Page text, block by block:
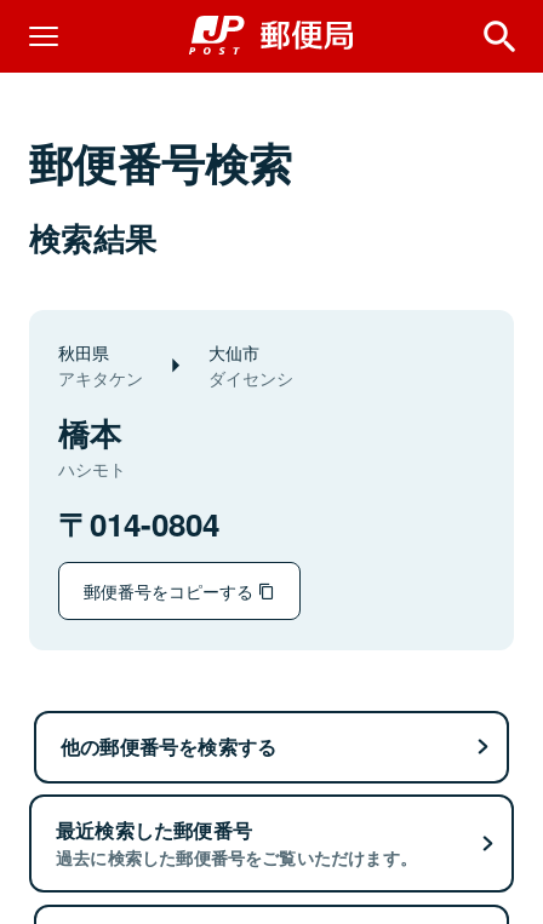
郵便番号検索
検索結果
秋田県
アキタケン
大仙市
ダイセンシ
橋本
ハシモト
014-0804
郵便番号をコピーする
他の郵便番号を検索する
最近検索した郵便番号
過去に検索した郵便番号をご覧いただけます。